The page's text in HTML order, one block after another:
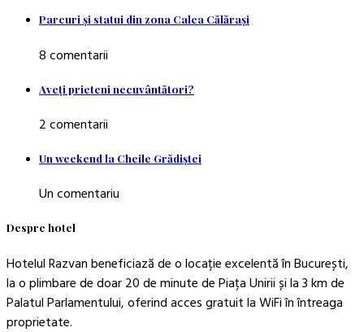
Parcuri şi statui din zona Calea Călăraşi
8 comentarii
Aveţi prieteni necuvântători?
2 comentarii
Un weekend la Cheile Grădiştei
Un comentariu
Despre hotel
Hotelul Razvan beneficiază de o locație excelentă în București,
la o plimbare de doar 20 de minute de Piața Unirii și la 3 km de
Palatul Parlamentului, oferind acces gratuit la WiFi în întreaga
proprietate.